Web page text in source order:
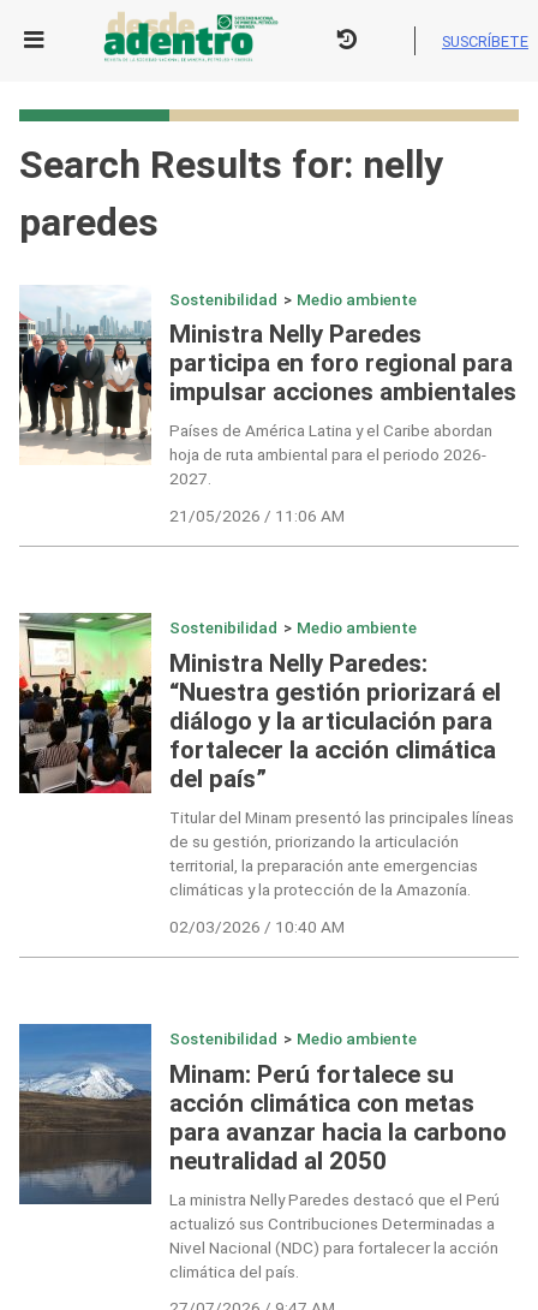
SUSCRÍBETE
Search Results for: nelly
paredes
Sostenibilidad > Medio ambiente
Ministra Nelly Paredes
participa en foro regional para
impulsar acciones ambientales
Países de América Latina y el Caribe abordan
hoja de ruta ambiental para el periodo 2026-
2027.
21/05/2026 / 11:06 AM
Sostenibilidad > Medio ambiente
Ministra Nelly Paredes:
“Nuestra gestión priorizará el
diálogo y la articulación para
fortalecer la acción climática
del país”
Titular del Minam presentó las principales líneas
de su gestión, priorizando la articulación
territorial, la preparación ante emergencias
climáticas y la protección de la Amazonía.
02/03/2026 / 10:40 AM
Sostenibilidad > Medio ambiente
Minam: Perú fortalece su
acción climática con metas
para avanzar hacia la carbono
neutralidad al 2050
La ministra Nelly Paredes destacó que el Perú
actualizó sus Contribuciones Determinadas a
Nivel Nacional (NDC) para fortalecer la acción
climática del país.